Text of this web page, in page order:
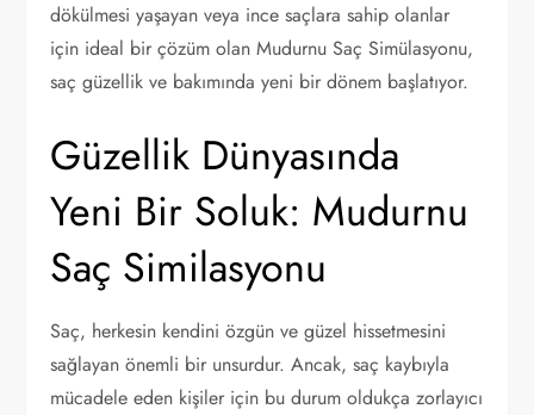
dökülmesi yaşayan veya ince saçlara sahip olanlar
için ideal bir çözüm olan Mudurnu Saç Simülasyonu,
saç güzellik ve bakımında yeni bir dönem başlatıyor.
Güzellik Dünyasında
Yeni Bir Soluk: Mudurnu
Saç Similasyonu
Saç, herkesin kendini özgün ve güzel hissetmesini
sağlayan önemli bir unsurdur. Ancak, saç kaybıyla
mücadele eden kişiler için bu durum oldukça zorlayıcı